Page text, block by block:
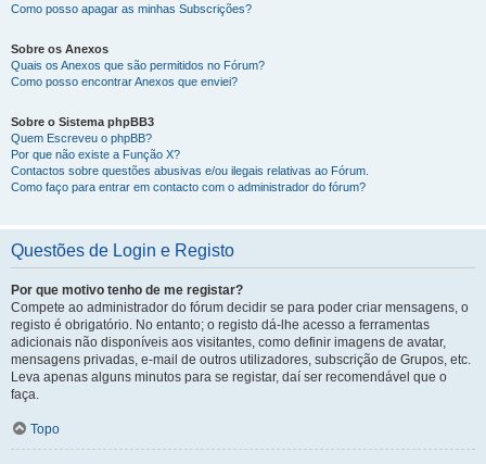
Como posso apagar as minhas Subscrições?
Sobre os Anexos
Quais os Anexos que são permitidos no Fórum?
Como posso encontrar Anexos que enviei?
Sobre o Sistema phpBB3
Quem Escreveu o phpBB?
Por que não existe a Função X?
Contactos sobre questões abusivas e/ou ilegais relativas ao Fórum.
Como faço para entrar em contacto com o administrador do fórum?
Questões de Login e Registo
Por que motivo tenho de me registar?
Compete ao administrador do fórum decidir se para poder criar mensagens, o
registo é obrigatório. No entanto; o registo dá-lhe acesso a ferramentas
adicionais não disponíveis aos visitantes, como definir imagens de avatar,
mensagens privadas, e-mail de outros utilizadores, subscrição de Grupos, etc.
Leva apenas alguns minutos para se registar, daí ser recomendável que o
faça.
Topo